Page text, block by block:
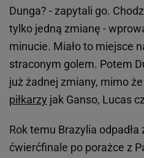
Dunga? - zapytali go.
tylko jedną zmianę -
minucie. Miało to miejsce
straconym golem. Potem
już żadnej zmiany, mimo
piłkarzy jak Ganso, Lucas
Rok temu Brazylia
ćwierćfinale po porażce z